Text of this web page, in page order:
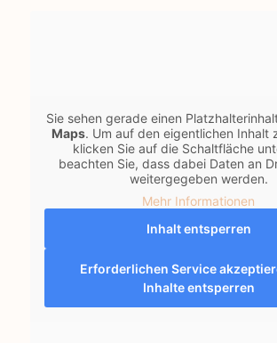
Sie sehen gerade einen
Maps. Um auf den eigentlichen Inhalt
klicken Sie auf die Schaltfläche
beachten Sie, dass dabei Daten an
weitergegeben werden.
Mehr Informationen
Inhalt entsperren
Erforderlichen Service
Inhalte entsperren